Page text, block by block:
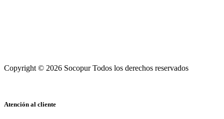
Copyright © 2026 Socopur Todos los derechos reservados
Atención al cliente